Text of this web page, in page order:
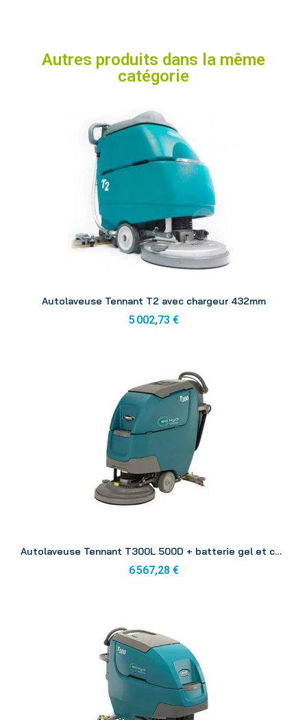
Autres produits dans la même
catégorie
Autolaveuse Tennant T2 avec chargeur 432mm
5 002,73 €
Autolaveuse Tennant T300L 500D + batterie gel et chargeur
6 567,28 €